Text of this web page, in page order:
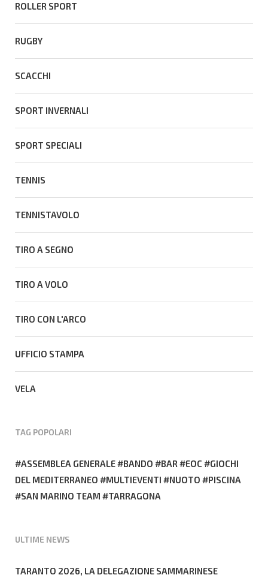
ROLLER SPORT
RUGBY
SCACCHI
SPORT INVERNALI
SPORT SPECIALI
TENNIS
TENNISTAVOLO
TIRO A SEGNO
TIRO A VOLO
TIRO CON L'ARCO
UFFICIO STAMPA
VELA
TAG POPOLARI
ASSEMBLEA GENERALE BANDO BAR EOC
GIOCHI
DEL MEDITERRANEO
MULTIEVENTI NUOTO
PISCINA
SAN MARINO TEAM
TARRAGONA
ULTIME NEWS
TARANTO 2026, LA DELEGAZIONE SAMMARINESE